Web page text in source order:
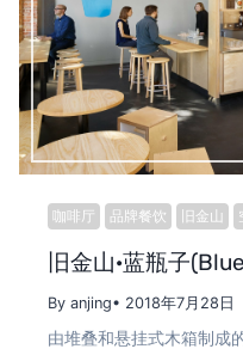
咖啡厅 品牌餐饮 旧金山
旧金山·蓝瓶子
By anjing• 2018年7月28日
由堆叠和悬挂式木箱制成